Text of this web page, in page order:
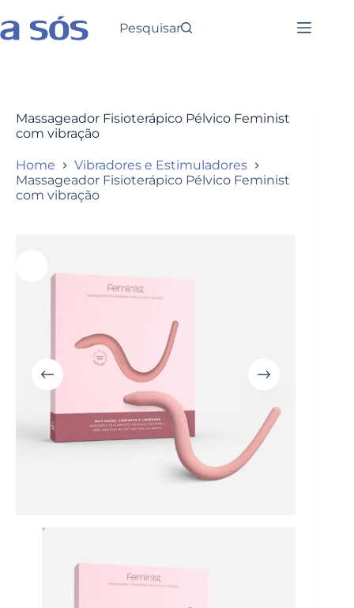
Pesquisar
Massageador Fisioterápico Pélvico Feminist
com vibração
Home
Vibradores e Estimuladores
Massageador Fisioterápico Pélvico Feminist
com vibração